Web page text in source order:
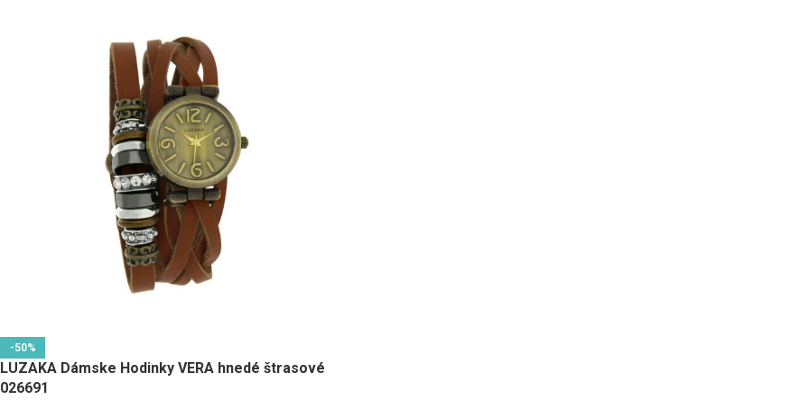
-50%
LUZAKA Dámske Hodinky VERA hnedé štrasové
026691